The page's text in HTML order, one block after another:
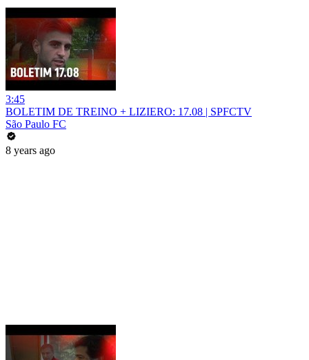
3:45
BOLETIM DE TREINO + LIZIERO: 17.08 | SPFCTV
São Paulo FC
8 years ago